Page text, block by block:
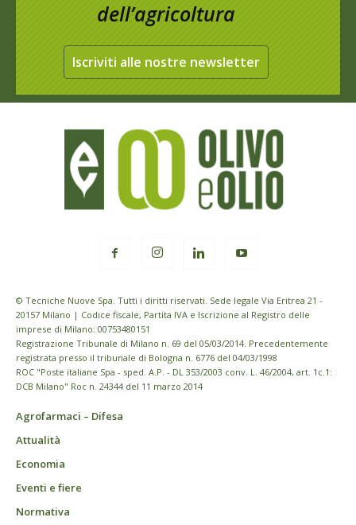
dell’agricoltura
Iscriviti alle nostre newsletter
© Tecniche Nuove Spa. Tutti i diritti riservati. Sede legale Via Eritrea 21 -
20157 Milano | Codice fiscale, Partita IVA e Iscrizione al Registro delle
imprese di Milano: 00753480151
Registrazione Tribunale di Milano n. 69 del 05/03/2014. Precedentemente
registrata presso il tribunale di Bologna n. 6776 del 04/03/1998
ROC "Poste italiane Spa - sped. A.P. - DL 353/2003 conv. L. 46/2004, art. 1c.1:
DCB Milano" Roc n. 24344 del 11 marzo 2014
Agrofarmaci – Difesa
Attualità
Economia
Eventi e fiere
Normativa